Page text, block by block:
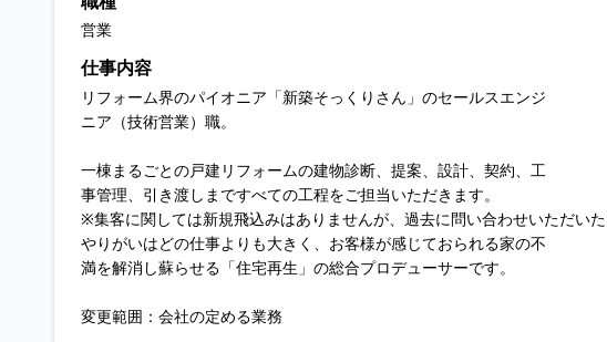
営業
仕事内容
リフォーム界のパイオニア「新築そっくりさん」のセールスエンジ
ニア（技術営業）職。
一棟まるごとの戸建リフォームの建物診断、提案、設計、契約、工
事管理、引き渡しまですべての工程をご担当いただきます。
※集客に関しては新規飛込みはありませんが、過去に問い合わせいただい
やりがいはどの仕事よりも大きく、お客様が感じておられる家の不
満を解消し蘇らせる「住宅再生」の総合プロデューサーです。
変更範囲：会社の定める業務